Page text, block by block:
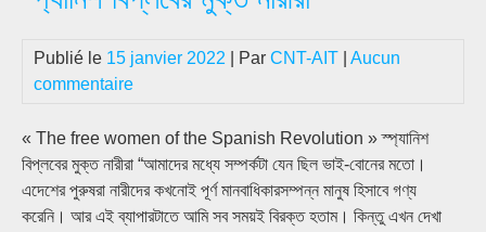
Publié le 15 janvier 2022 | Par CNT-AIT
Aucun
commentaire
« The free women of the Spanish Revolution » স্প্যানিশ
বিপ্লবের মুক্ত নারীরা “আমাদের মধ্যে সম্পর্কটা যেন ছিল ভাই-বোনের মতো।
এদেশের পুরুষরা নারীদের কখনোই পূর্ণ মানবাধিকারসম্পন্ন মানুষ হিসাবে গণ্য
করেনি। আর এই ব্যাপারটাতে আমি সব সময়ই বিরক্ত হতাম। কিন্তু এখন দেখা